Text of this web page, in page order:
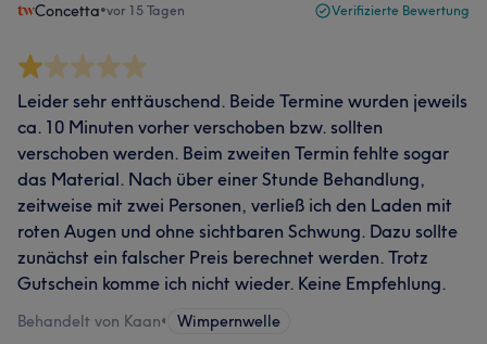
Concetta•vor 15 Tagen Verifizierte Bewertung
Leider sehr enttäuschend. Beide Termine wurden jeweils
ca. 10 Minuten vorher verschoben bzw. sollten
verschoben werden. Beim zweiten Termin fehlte sogar
das Material. Nach über einer Stunde Behandlung,
zeitweise mit zwei Personen, verließ ich den Laden mit
roten Augen und ohne sichtbaren Schwung. Dazu sollte
zunächst ein falscher Preis berechnet werden. Trotz
Gutschein komme ich nicht wieder. Keine Empfehlung.
Behandelt von Kaan• Wimpernwelle